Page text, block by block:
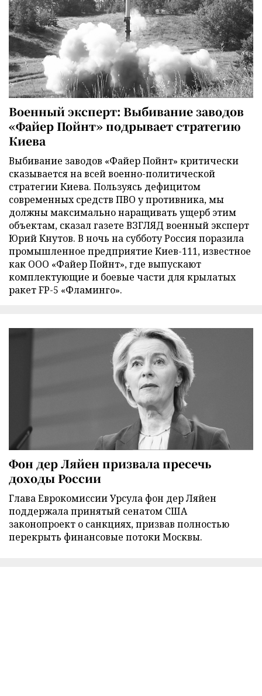
Военный эксперт: Выбивание заводов
«Файер Пойнт» подрывает стратегию
Киева
Выбивание заводов «Файер Пойнт» критически
сказывается на всей военно-политической
стратегии Киева. Пользуясь дефицитом
современных средств ПВО у противника, мы
должны максимально наращивать ущерб этим
объектам, сказал газете ВЗГЛЯД военный эксперт
Юрий Кнутов. В ночь на субботу Россия поразила
промышленное предприятие Киев-111, известное
как ООО «Файер Пойнт», где выпускают
комплектующие и боевые части для крылатых
ракет FP-5 «Фламинго».
Фон дер Ляйен призвала пресечь
доходы России
Глава Еврокомиссии Урсула фон дер Ляйен
поддержала принятый сенатом США
законопроект о санкциях, призвав полностью
перекрыть финансовые потоки Москвы.